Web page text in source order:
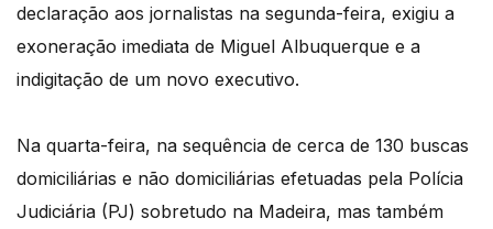
declaração aos jornalistas na segunda-feira, exigiu a
exoneração imediata de Miguel Albuquerque e a
indigitação de um novo executivo.
Na quarta-feira, na sequência de cerca de 130 buscas
domiciliárias e não domiciliárias efetuadas pela Polícia
Judiciária (PJ) sobretudo na Madeira, mas também